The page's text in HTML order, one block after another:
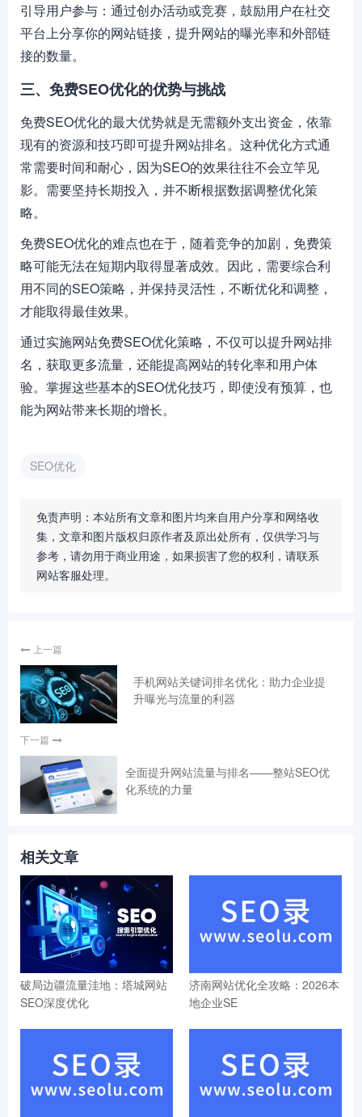
引导用户参与：通过创办活动或竞赛，鼓励用户在社交
平台上分享你的网站链接，提升网站的曝光率和外部链
接的数量。
三、免费SEO优化的优势与挑战
免费SEO优化的最大优势就是无需额外支出资金，依靠
现有的资源和技巧即可提升网站排名。这种优化方式通
常需要时间和耐心，因为SEO的效果往往不会立竿见
影。需要坚持长期投入，并不断根据数据调整优化策
略。
免费SEO优化的难点也在于，随着竞争的加剧，免费策
略可能无法在短期内取得显著成效。因此，需要综合利
用不同的SEO策略，并保持灵活性，不断优化和调整，
才能取得最佳效果。
通过实施网站免费SEO优化策略，不仅可以提升网站排
名，获取更多流量，还能提高网站的转化率和用户体
验。掌握这些基本的SEO优化技巧，即使没有预算，也
能为网站带来长期的增长。
SEO优化
免责声明：本站所有文章和图片均来自用户分享和网络收
集，文章和图片版权归原作者及原出处所有，仅供学习与
参考，请勿用于商业用途，如果损害了您的权利，请联系
网站客服处理。
上一篇
手机网站关键词排名优化：助力企业提
升曝光与流量的利器
下一篇
全面提升网站流量与排名——整站SEO优
化系统的力量
相关文章
破局边疆流量洼地：塔城网站
SEO深度优化
济南网站优化全攻略：2026本
地企业SE